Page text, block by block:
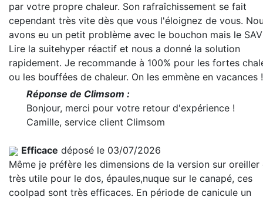
par votre propre chaleur. Son rafraîchissement se fait
cependant très vite dès que vous l'éloignez de vous.
avons eu un petit problème avec le bouchon mais le
Lire la suitehyper réactif et nous a donné la solution
rapidement. Je recommande à 100% pour les fortes
ou les bouffées de chaleur. On les emmène en vacances !
Réponse de Climsom :
Bonjour, merci pour votre retour d'expérience !
Camille, service client Climsom
Efficace déposé le 03/07/2026
Même je préfère les dimensions de la version sur oreiller
très utile pour le dos, épaules,nuque sur le canapé, ces
coolpad sont très efficaces. En période de canicule un